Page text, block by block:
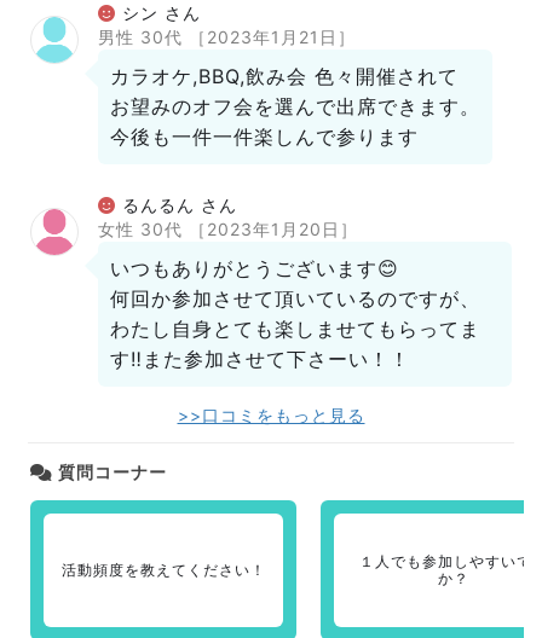
シン さん
男性 30代
［2023年1月21日］
カラオケ,BBQ,飲み会 色々開催されて
お望みのオフ会を選んで出席できます。
今後も一件一件楽しんで参りますゞ
るんるん さん
女性 30代
［2023年1月20日］
いつもありがとうございます😊
何回か参加させて頂いているのですが、
わたし自身とても楽しませてもらってま
す‼️また参加させて下さーい！！
>>口コミをもっと見る
質問コーナー
活動頻度を教えてください！
１人でも参加しやすいで
か？